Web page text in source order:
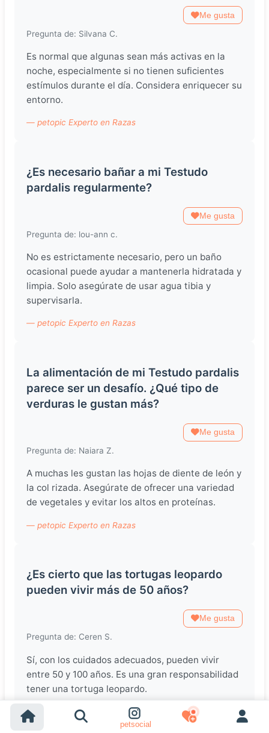
petsocial
Me gusta
Pregunta de: Silvana C.
Es normal que algunas sean más activas en la
noche, especialmente si no tienen suficientes
estímulos durante el día. Considera enriquecer su
entorno.
— petopic Experto en Razas
¿Es necesario bañar a mi Testudo
pardalis regularmente?
Me gusta
Pregunta de: lou-ann c.
No es estrictamente necesario, pero un baño
ocasional puede ayudar a mantenerla hidratada y
limpia. Solo asegúrate de usar agua tibia y
supervisarla.
— petopic Experto en Razas
La alimentación de mi Testudo pardalis
parece ser un desafío. ¿Qué tipo de
verduras le gustan más?
Me gusta
Pregunta de: Naiara Z.
A muchas les gustan las hojas de diente de león y
la col rizada. Asegúrate de ofrecer una variedad
de vegetales y evitar los altos en proteínas.
— petopic Experto en Razas
¿Es cierto que las tortugas leopardo
pueden vivir más de 50 años?
Me gusta
Pregunta de: Ceren S.
Sí, con los cuidados adecuados, pueden vivir
entre 50 y 100 años. Es una gran responsabilidad
tener una tortuga leopardo.
— petopic Experto en Razas